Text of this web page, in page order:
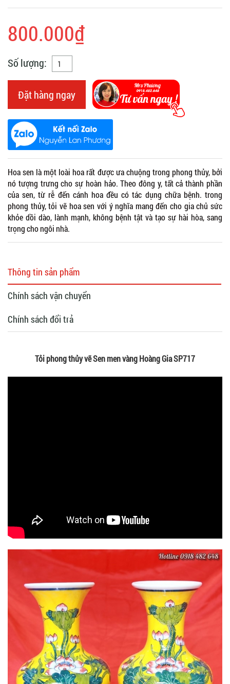
800.000₫
Số lượng:
Đặt hàng ngay
Hoa sen là một loài hoa rất được ưa chuộng trong phong thủy, bởi
nó tượng trưng cho sự hoàn hảo. Theo đông y, tất cả thành phần
của sen, từ rễ đến cánh hoa đều có tác dụng chữa bệnh. trong
phong thủy, tỏi vẽ hoa sen với ý nghĩa mang đến cho gia chủ sức
khỏe dồi dào, lành mạnh, không bệnh tật và tạo sự hài hòa, sang
trọng cho ngôi nhà.
Thông tin sản phẩm
Chính sách vận chuyển
Chính sách đổi trả
Tỏi phong thủy vẽ Sen men vàng Hoàng Gia SP717